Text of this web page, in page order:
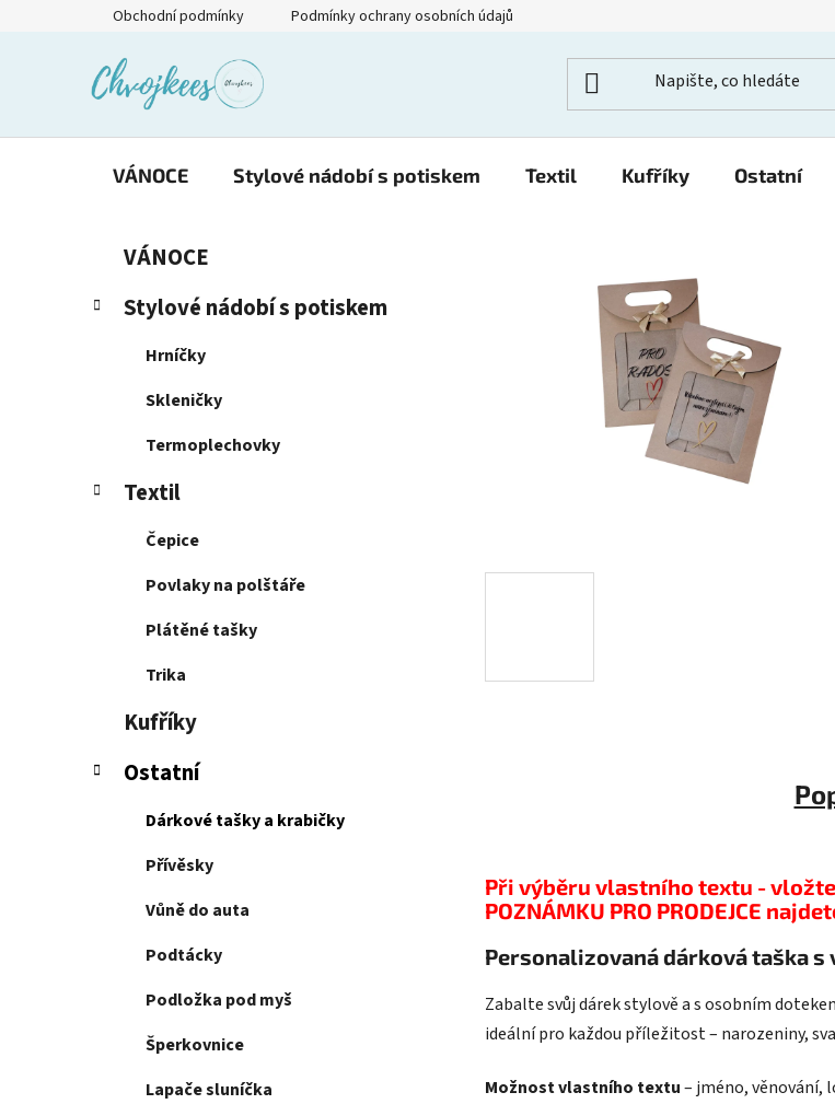
Obchodní podmínky Podmínky ochrany osobních údajů
VÁNOCE Stylové nádobí s potiskem Textil Kufříky Ostatní
s
p
Přeskočit
kategorie
e
VÁNOCE
Stylové nádobí s potiskem
Hrníčky
Skleničky
Termoplechovky
Textil
Čepice
Povlaky na polštáře
Plátěné tašky
Trika
Kufříky
Ostatní
Dárkové tašky a krabičky
Přívěsky
Vůně do auta
Podtácky
Podložka pod myš
Šperkovnice
Lapače sluníčka
Při výběru vlastního textu -
POZNÁMKU PRO PRODEJCE
Personalizovaná dárková taška
Zabalte svůj dárek stylově a s osobním
ideální pro každou příležitost – narozeniny,
Možnost vlastního textu– jméno, věnování,